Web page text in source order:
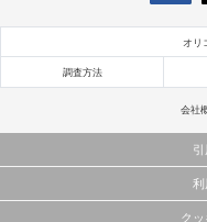
オリ
調査方法
会社
当サイトで公開されている情報（文字利
ク